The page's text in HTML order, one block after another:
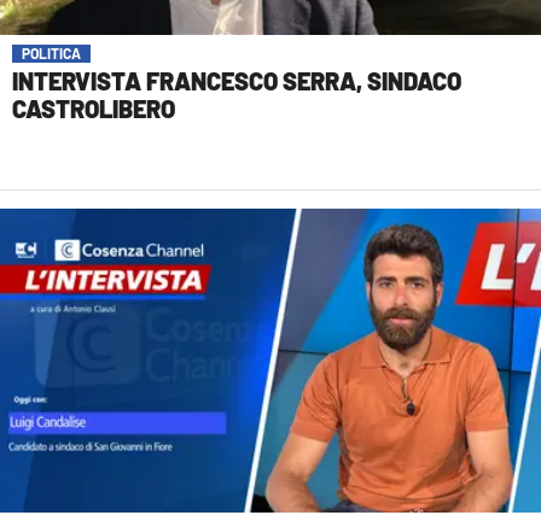
POLITICA
INTERVISTA FRANCESCO SERRA, SINDACO
CASTROLIBERO